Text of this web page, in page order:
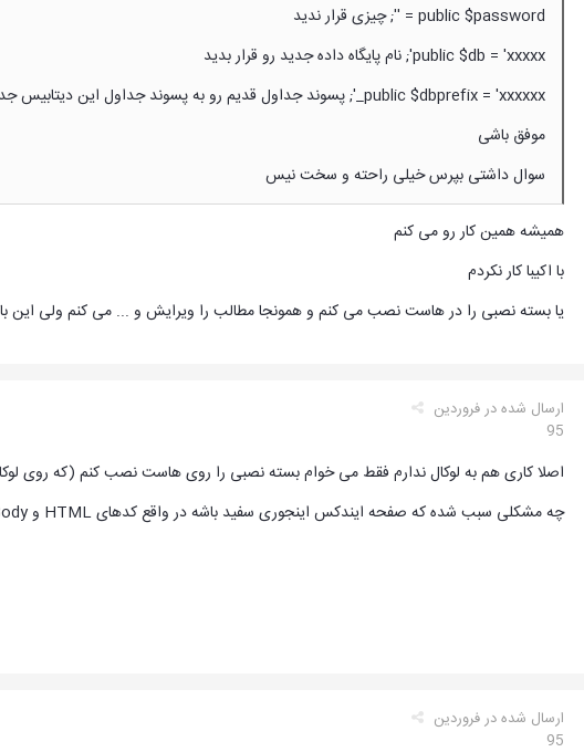
public $password = ''; چیزی قرار ندید
public $db = 'xxxxx'; نام پایگاه داده جدید رو قرار بدید
public $dbprefix = 'xxxxxx_'; پسوند جداول قدیم رو به پسوند جداول این دیتابیس جدید تغییر بدید
موفق باشی
سوال داشتی بپرس خیلی راحته و سخت نیس
همیشه همین کار رو می کنم
با اکیبا کار نکردم
یا بسته نصبی را در هاست نصب می کنم و همونجا مطالب را ویرایش و ... می کنم ولی این
ارسال شده درفروردین
95
اصلا کاری هم به لوکال ندارم فقط می خوام بسته نصبی را روی هاست نصب کنم (که
چه مشکلی سبب شده که صفحه ایندکس اینجوری سفید باشه در واقع کدهای HTML و Body اصلا در صفحه ایندکس موجود نیست !!!!!
ارسال شده درفروردین
95